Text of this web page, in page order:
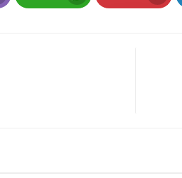
Pinterest
Whatsapp